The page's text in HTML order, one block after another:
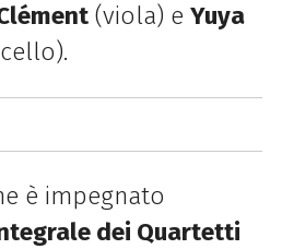
(viola) e Yuya
è impegnato
dei Quartetti